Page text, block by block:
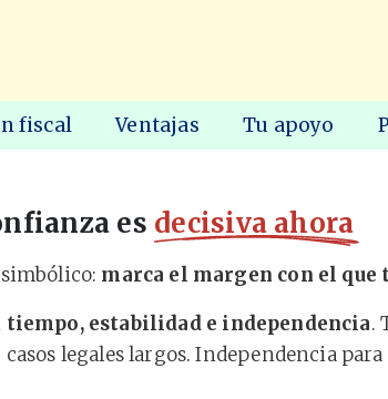
fiscal Ventajas Tu apoyo
es decisiva ahora
marca el margen con el que
tiempo, estabilidad e independencia.
legales largos. Independencia